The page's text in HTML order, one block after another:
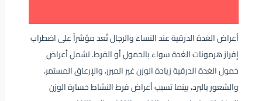
أعراض الغدة الدرقية عند النساء والرجال تُعد مؤشراً على اضطراب
إفراز هرمونات الغدة سواء بالخمول أو الفرط. تشمل أعراض
خمول الغدة الدرقية زيادة الوزن غير المبرر، والإرعاق المستمر،
والشعور بالبرد، بينما تسبب أعراض فرط النشاط خسارة الوزن